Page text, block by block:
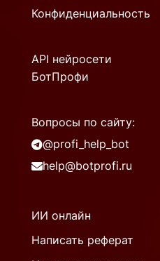
Конфиденциальность
API нейросети
БотПрофи
Вопросы по сайту:
@profi_help_bot
help@botprofi.ru
ИИ онлайн
Написать реферат